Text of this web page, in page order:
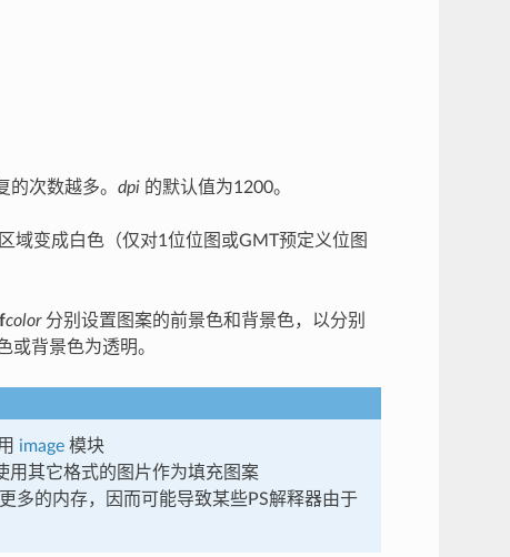
次数越多。 dpi的默认值为1200。
域变成白色（仅对1位位图或GMT预定义位图
color分别设置图案的前景色和背景色，以分别
背景色为透明。
image模块
用其它格式的图片作为填充图案
多的内存，因而可能导致某些PS解释器由于